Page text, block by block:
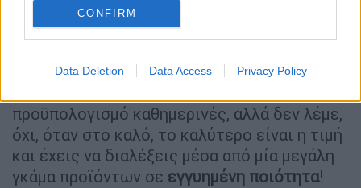
CONFIRM
Data Deletion Data Access Privacy Policy
ΑΒ Βασιλόπουλος
Οι δυσκολίες είναι αυξημένες και οι
προϋπολογισμό καθημερινές, αλλά δεν λέμε,
όχι, όταν στο καλό, το καλύτερο είναι η τιμή
και έχεις να διαλέξεις μέσα από μία μεγάλη
γκάμα προϊόντων σε εγγυημένη ποιότητα!